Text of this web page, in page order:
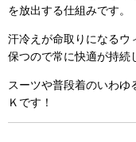
を放出する仕組みです。
汗冷えが命取りになるウ
保つので常に快適が持続
スーツや普段着のいわゆ
Ｋです！